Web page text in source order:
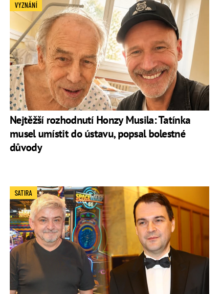
Nejtěžší rozhodnutí Honzy Musila: Tatínka
musel umístit do ústavu, popsal bolestné
důvody
VYZNÁNÍ
SATIRA